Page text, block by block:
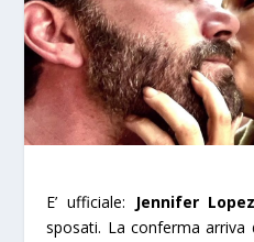
E’ ufficiale: Jennifer
sposati. La conferma